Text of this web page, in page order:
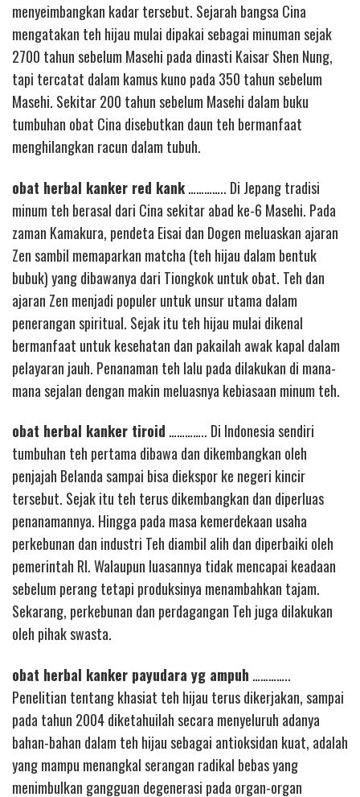
menyeimbangkan kadar tersebut. Sejarah bangsa Cina
mengatakan teh hijau mulai dipakai sebagai minuman sejak
2700 tahun sebelum Masehi pada dinasti Kaisar Shen Nung,
tapi tercatat dalam kamus kuno pada 350 tahun sebelum
Masehi. Sekitar 200 tahun sebelum Masehi dalam buku
tumbuhan obat Cina disebutkan daun teh bermanfaat
menghilangkan racun dalam tubuh.
obat herbal kanker red kank………….. Di Jepang tradisi
minum teh berasal dari Cina sekitar abad ke-6 Masehi. Pada
zaman Kamakura, pendeta Eisai dan Dogen meluaskan ajaran
Zen sambil memaparkan matcha (teh hijau dalam bentuk
bubuk) yang dibawanya dari Tiongkok untuk obat. Teh dan
ajaran Zen menjadi populer untuk unsur utama dalam
penerangan spiritual. Sejak itu teh hijau mulai dikenal
bermanfaat untuk kesehatan dan pakailah awak kapal dalam
pelayaran jauh. Penanaman teh lalu pada dilakukan di mana-
mana sejalan dengan makin meluasnya kebiasaan minum teh.
obat herbal kanker tiroid ………….. Di Indonesia sendiri
tumbuhan teh pertama dibawa dan dikembangkan oleh
penjajah Belanda sampai bisa diekspor ke negeri kincir
tersebut. Sejak itu teh terus dikembangkan dan diperluas
penanamannya. Hingga pada masa kemerdekaan usaha
perkebunan dan industri Teh diambil alih dan diperbaiki oleh
pemerintah RI. Walaupun luasannya tidak mencapai keadaan
sebelum perang tetapi produksinya menambahkan tajam.
Sekarang, perkebunan dan perdagangan Teh juga dilakukan
oleh pihak swasta.
obat herbal kanker payudara yg ampuh …………..
Penelitian tentang khasiat teh hijau terus dikerjakan, sampai
pada tahun 2004 diketahuilah secara menyeluruh adanya
bahan-bahan dalam teh hijau sebagai antioksidan kuat, adalah
yang mampu menangkal serangan radikal bebas yang
menimbulkan gangguan degenerasi pada organ-organ